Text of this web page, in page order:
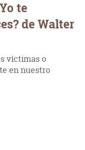
te
de Walter
víctimas o
en nuestro